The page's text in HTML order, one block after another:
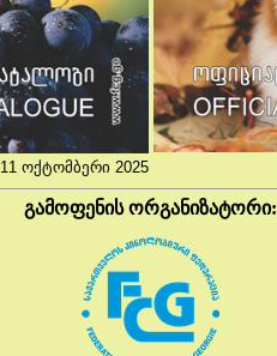
11 ოქტომბერი 2025
გამოფენის ორგანიზატორი: